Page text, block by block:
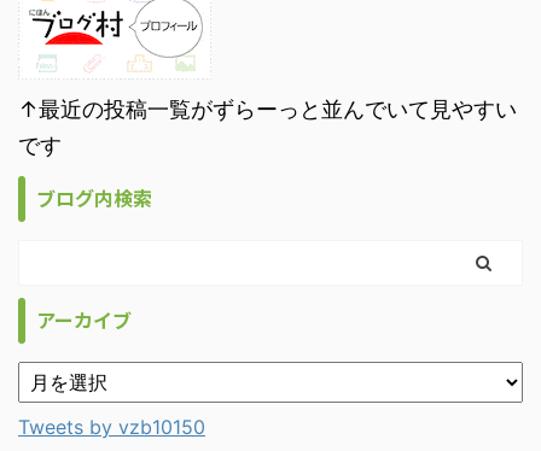
↑最近の投稿一覧がずらーっと並んでいて見やすい
です
ブログ内検索
アーカイブ
Tweets by vzb10150